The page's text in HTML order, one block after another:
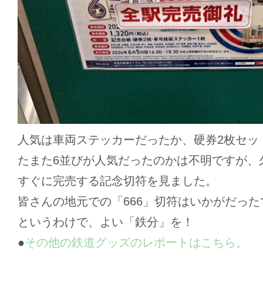
人気は車両ステッカーだったか、硬券2枚セ
たまた6並びが人気だったのかは不明ですが
すぐに完売する記念切符を見ました。
皆さんの地元での「666」切符はいかがだっ
というわけで、よい「鉄分」を！
●その他の鉄道グッズのレポートはこちら。